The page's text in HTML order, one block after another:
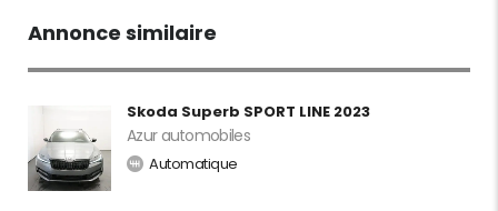
Annonce similaire
Skoda Superb SPORT LINE 2023
Azur automobiles
Automatique